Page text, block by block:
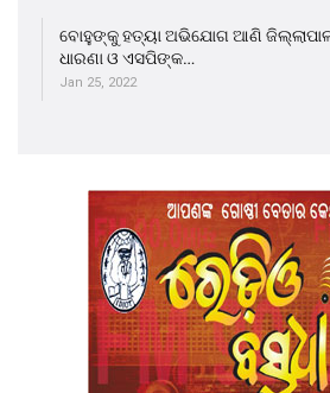
ବୋହୁଙ୍କୁ ହତ୍ୟା ଅଭିଯୋଗ ଆଣି
ଧାରଣା ଓ ଏସପିଙ୍କ…
Jan 25, 2022